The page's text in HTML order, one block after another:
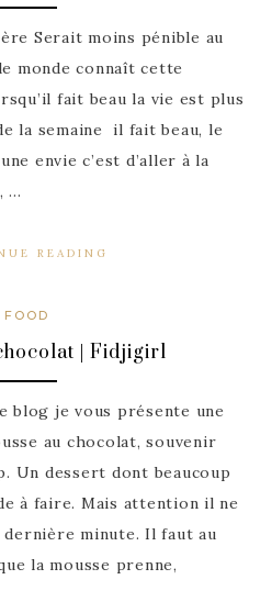
Serait moins pénible au
monde connaît cette
fait beau la vie est plus
la semaine il fait beau, le
envie c’est d’aller à la
…
READING
FOOD
| Fidjigirl
blog je vous présente une
au chocolat, souvenir
Un dessert dont beaucoup
à faire. Mais attention il ne
dernière minute. Il faut au
la mousse prenne,